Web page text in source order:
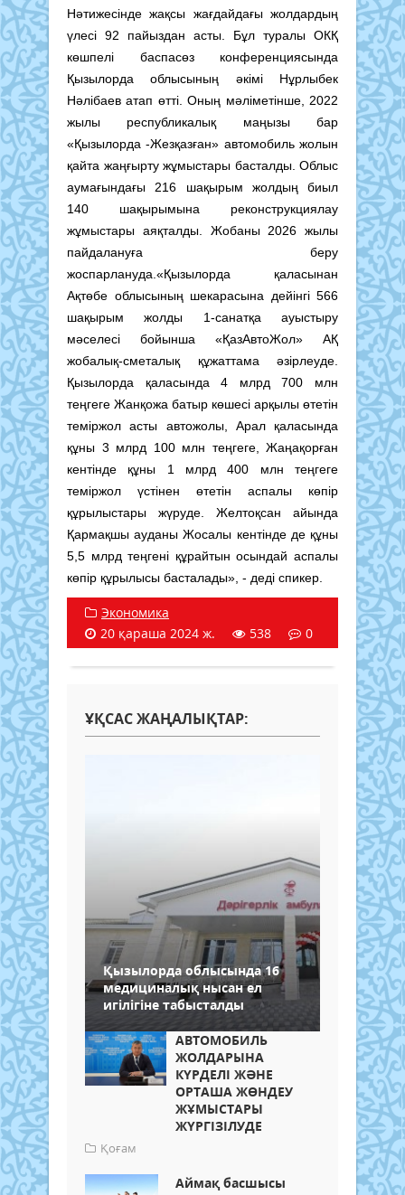
Нәтижесінде жақсы жағдайдағы жолдардың
үлесі 92 пайыздан асты. Бұл туралы ОКҚ
көшпелі баспасөз конференциясында
Қызылорда облысының әкімі Нұрлыбек
Нәлібаев атап өтті. Оның мәліметінше, 2022
жылы республикалық маңызы бар
«Қызылорда -Жезқазған» автомобиль жолын
қайта жаңғырту жұмыстары басталды. Облыс
аумағындағы 216 шақырым жолдың биыл
140 шақырымына реконструкциялау
жұмыстары аяқталды. Жобаны 2026 жылы
пайдалануға беру
жоспарлануда.«Қызылорда қаласынан
Ақтөбе облысының шекарасына дейінгі 566
шақырым жолды 1-санатқа ауыстыру
мәселесі бойынша «ҚазАвтоЖол» АҚ
жобалық-сметалық құжаттама әзірлеуде.
Қызылорда қаласында 4 млрд 700 млн
теңгеге Жанқожа батыр көшесі арқылы өтетін
теміржол асты автожолы, Арал қаласында
құны 3 млрд 100 млн теңгеге, Жаңақорған
кентінде құны 1 млрд 400 млн теңгеге
теміржол үстінен өтетін аспалы көпір
құрылыстары жүруде. Желтоқсан айында
Қармақшы ауданы Жосалы кентінде де құны
5,5 млрд теңгені құрайтын осындай аспалы
көпір құрылысы басталады», - деді спикер.
Экономика
20 қараша 2024 ж.
538 0
ҰҚСАС ЖАҢАЛЫҚТАР:
Қызылорда облысында 16
медициналық нысан ел
игілігіне табысталды
АВТОМОБИЛЬ
ЖОЛДАРЫНА
КҮРДЕЛІ ЖӘНЕ
ОРТАША ЖӨНДЕУ
ЖҰМЫСТАРЫ
ЖҮРГІЗІЛУДЕ
Қоғам
Аймақ басшысы